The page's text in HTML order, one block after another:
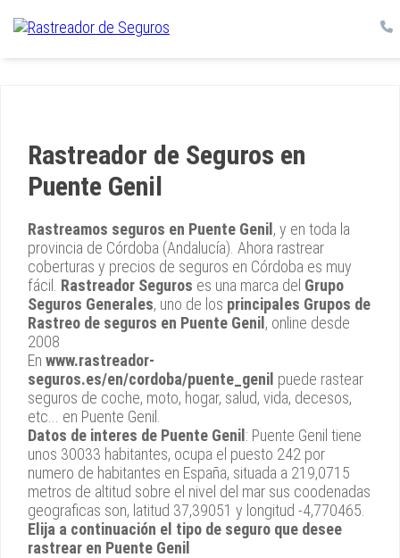
Rastreador de Seguros en
Puente Genil
Rastreamos seguros en Puente Genil , y en toda la
provincia de Córdoba (Andalucía). Ahora rastrear
coberturas y precios de seguros en Córdoba es muy
fácil. Rastreador Seguros es una marca del Grupo
Seguros Generales, uno de los principales Grupos de
Rastreo de seguros en Puente Genil , online desde
2008
En www.rastreador-
seguros.es/en/cordoba/puente_genil puede rastear
seguros de coche, moto, hogar, salud, vida, decesos,
etc... en Puente Genil.
Datos de interes de Puente Genil : Puente Genil tiene
unos 30033 habitantes, ocupa el puesto 242 por
numero de habitantes en España, situada a 219,0715
metros de altitud sobre el nivel del mar sus coodenadas
geograficas son, latitud 37,39051 y longitud -4,770465.
Elija a continuación el tipo de seguro que desee
rastrear en Puente Genil